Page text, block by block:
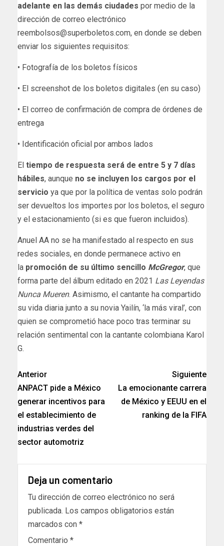
adelante en las demás ciudades por medio de la
dirección de correo electrónico
reembolsos@superboletos.com, en donde se deben
enviar los siguientes requisitos:
• Fotografía de los boletos físicos
• El screenshot de los boletos digitales (en su caso)
• El correo de confirmación de compra de órdenes de
entrega
• Identificación oficial por ambos lados
El tiempo de respuesta será de entre 5 y 7 días
hábiles, aunque no se incluyen los cargos por el
servicio ya que por la política de ventas solo podrán
ser devueltos los importes por los boletos, el seguro
y el estacionamiento (si es que fueron incluidos).
Anuel AA no se ha manifestado al respecto en sus
redes sociales, en donde permanece activo en
la promoción de su último sencillo McGregor, que
forma parte del álbum editado en 2021 Las Leyendas
Nunca Mueren. Asimismo, el cantante ha compartido
su vida diaria junto a su novia Yailín, ‘la más viral’, con
quien se comprometió hace poco tras terminar su
relación sentimental con la cantante colombiana Karol
G.
Anterior
ANPACT pide a México
generar incentivos para
el establecimiento de
industrias verdes del
sector automotriz
Siguiente
La emocionante carrera
de México y EEUU en el
ranking de la FIFA
Deja un comentario
Tu dirección de correo electrónico no será
publicada. Los campos obligatorios están
marcados con *
Comentario *